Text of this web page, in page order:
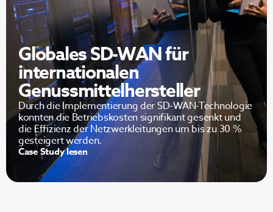
Globales SD-WAN für
internationalen
Genussmittelhersteller
Durch die Implementierung der SD-WAN-Technologie
konnten die Betriebskosten signifikant gesenkt und
die Effizienz der Netzwerkleitungen um bis zu 30 %
gesteigert werden.
Case Study lesen